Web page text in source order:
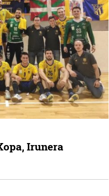
Irunera